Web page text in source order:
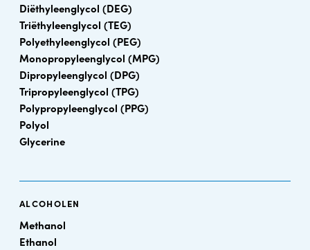
Diëthyleenglycol (DEG)
Triëthyleenglycol (TEG)
Polyethyleenglycol (PEG)
Monopropyleenglycol (MPG)
Dipropyleenglycol (DPG)
Tripropyleenglycol (TPG)
Polypropyleenglycol (PPG)
Polyol
Glycerine
ALCOHOLEN
Methanol
Ethanol